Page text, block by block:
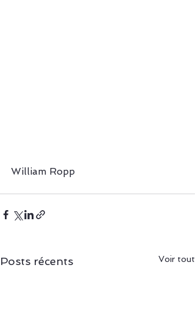
William Ropp
Posts récents Voir tout